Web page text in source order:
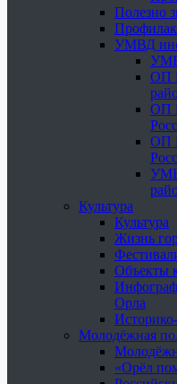
Полезно
УМВД
ОП
ОП
ОП
Культура
Культура
Жизнь
Объекты
Орла
Молодёжная
«Орёл